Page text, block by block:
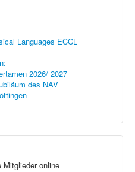
Languages ECCL
2026/ 2027
des NAV
online